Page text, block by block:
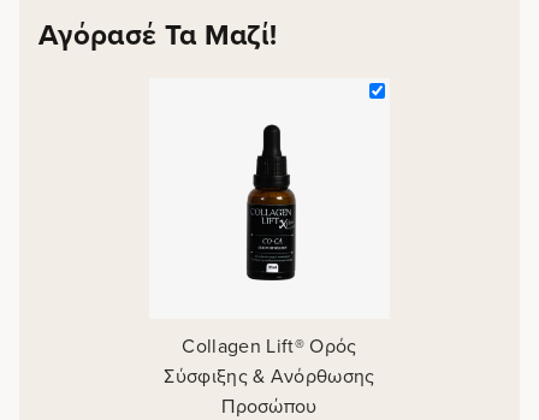
Αγόρασέ Τα Μαζί!
Collagen Lift® Ορός
Σύσφιξης & Ανόρθωσης
Προσώπου